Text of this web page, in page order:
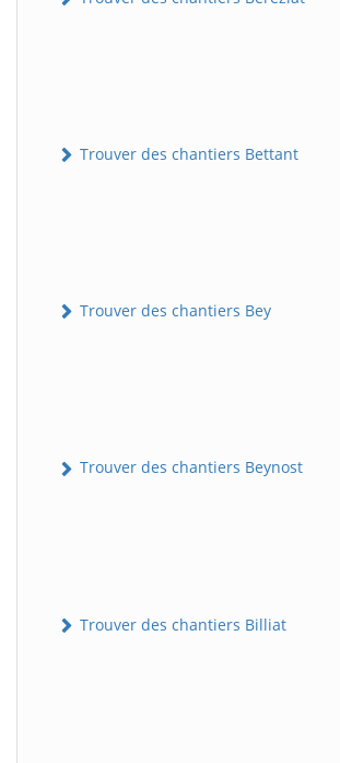
Trouver des chantiers Bettant
Trouver des chantiers Bey
Trouver des chantiers Beynost
Trouver des chantiers Billiat